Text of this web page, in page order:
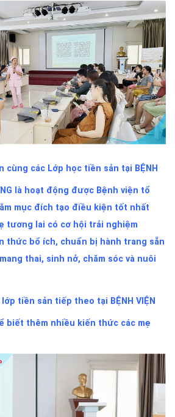
cùng các Lớp học tiền sản tại BỆNH
là hoạt động được Bệnh viện tổ
mục đích tạo điều kiện tốt nhất
tương lai có cơ hội trải nghiệm
thức bổ ích, chuẩn bị hành trang sẵn
thai, sinh nở, chăm sóc và nuôi
lớp tiền sản tiếp theo tại BỆNH VIỆN
biết thêm nhiều kiến thức các mẹ